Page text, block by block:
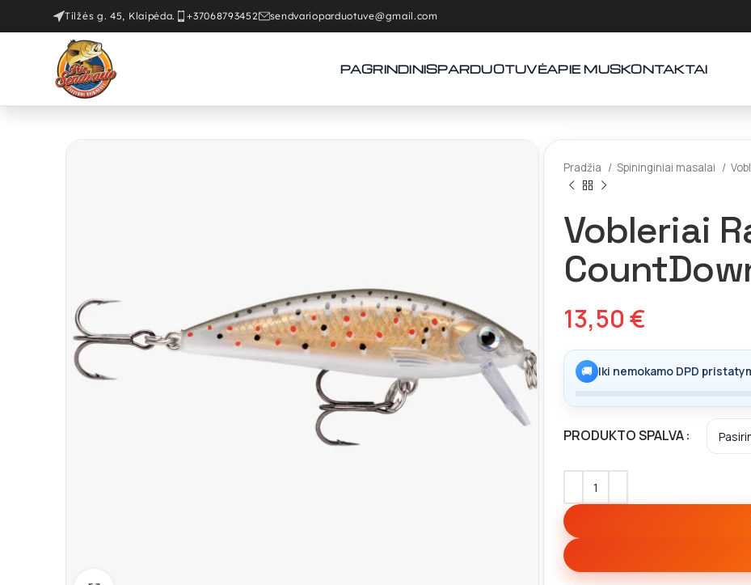
Tilžės g. 45, Klaipėda. +37068793452 sendvarioparduotuve@gmail.com
PAGRINDINISPARDUOTUVĖAPIE MUSKONTAKTAI
Pradžia Spininginiai masalai
Vobleriai
13,50€
🚚 Iki nemokamo DPD
PRODUKTO SPALVA